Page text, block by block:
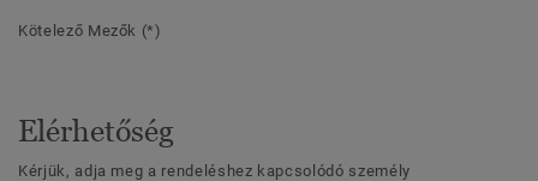
Kötelező Mezők (*)
Elérhetőség
Kérjük, adja meg a rendeléshez kapcsolódó személy